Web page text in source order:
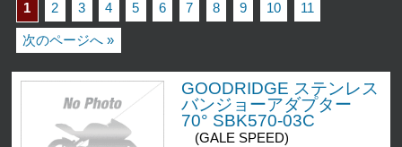
1
2 3 4 5 6 7 8 9 10 11
次のページへ »
GOODRIDGE ステンレス
バンジョーアダプター
70° SBK570-03C
(GALE SPEED)